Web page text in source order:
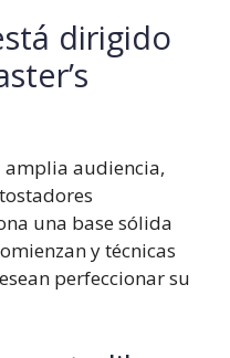
dirigido
audiencia,
una base sólida
y técnicas
perfeccionar su